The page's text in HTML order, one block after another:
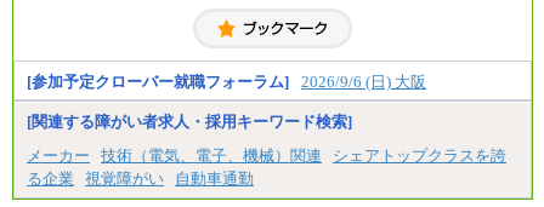
[参加予定クローバー就職フォーラム] 2026/9/6 (日) 大阪
[関連する障がい者求人・採用キーワード検索]
メーカー
技術（電気、電子、機械）関連
シェアトップクラスを誇
る企業
視覚障がい 自動車通勤